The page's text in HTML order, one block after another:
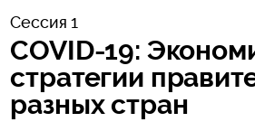
Сессия 1
COVID-19:
стратегии
разных стран